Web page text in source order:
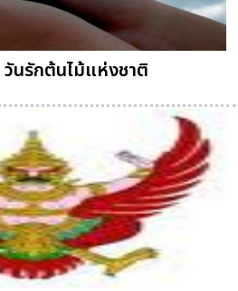
นรักต้นไม้แห่งชาติ